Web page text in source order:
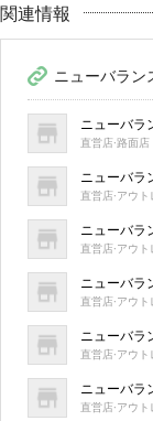
関連情報
ニューバラン
ニューバラ
直営店·路面店
ニューバラ
直営店·アウ
ニューバラ
直営店·アウ
ニューバラ
直営店·アウ
ニューバラ
直営店·アウ
ニューバラ
直営店·アウ